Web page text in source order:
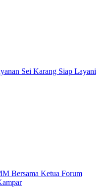
Sei Karang Siap Layani
Bersama Ketua Forum